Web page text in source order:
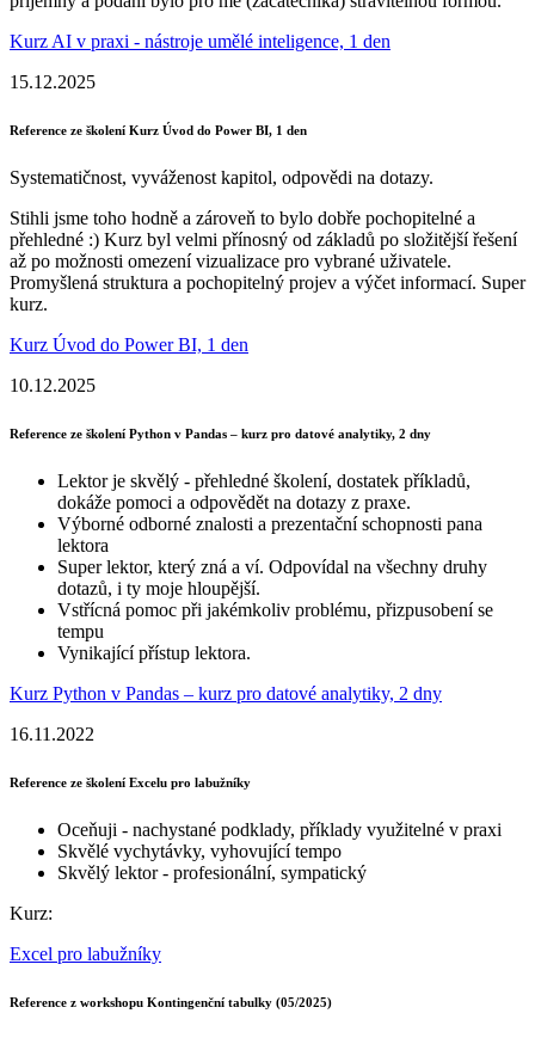
Kurz AI v praxi - nástroje umělé inteligence, 1 den
15.12.2025
Reference ze školení Kurz Úvod do Power BI, 1 den
Systematičnost, vyváženost kapitol, odpovědi na dotazy.
Stihli jsme toho hodně a zároveň to bylo dobře pochopitelné a
přehledné :) Kurz byl velmi přínosný od základů po složitější řešení
až po možnosti omezení vizualizace pro vybrané uživatele.
Promyšlená struktura a pochopitelný projev a výčet informací. Super
kurz.
Kurz Úvod do Power BI, 1 den
10.12.2025
Reference ze školení Python v Pandas – kurz pro datové analytiky, 2 dny
Lektor je skvělý - přehledné školení, dostatek příkladů,
dokáže pomoci a odpovědět na dotazy z praxe.
Výborné odborné znalosti a prezentační schopnosti pana
lektora
Super lektor, který zná a ví. Odpovídal na všechny druhy
dotazů, i ty moje hloupější.
Vstřícná pomoc při jakémkoliv problému, přizpusobení se
tempu
Vynikající přístup lektora.
Kurz Python v Pandas – kurz pro datové analytiky, 2 dny
16.11.2022
Reference ze školení Excelu pro labužníky
Oceňuji - nachystané podklady, příklady využitelné v praxi
Skvělé vychytávky, vyhovující tempo
Skvělý lektor - profesionální, sympatický
Kurz:
Excel pro labužníky
Reference z workshopu Kontingenční tabulky (05/2025)